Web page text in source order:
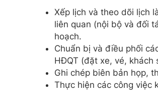
Xếp lịch và theo dõi lịch
liên quan (nội bộ và đối
hoạch.
Chuẩn bị và điều phối
HĐQT (đặt xe, vé,
Ghi chép biên bản họp,
Thực hiện các công việc